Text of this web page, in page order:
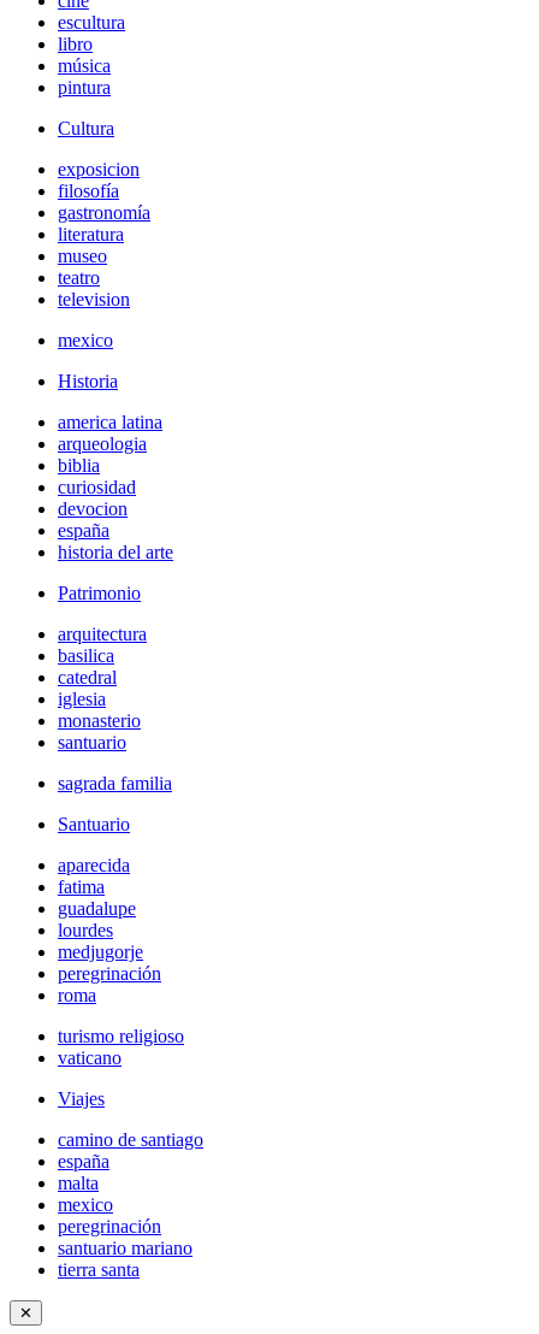
escultura
libro
música
pintura
Cultura
exposicion
filosofía
gastronomía
literatura
museo
teatro
television
mexico
Historia
america latina
arqueologia
biblia
curiosidad
devocion
españa
historia del arte
Patrimonio
arquitectura
basilica
catedral
iglesia
monasterio
santuario
sagrada familia
Santuario
aparecida
fatima
guadalupe
lourdes
medjugorje
peregrinación
roma
turismo religioso
vaticano
Viajes
camino de santiago
españa
malta
mexico
peregrinación
santuario mariano
tierra santa
✕